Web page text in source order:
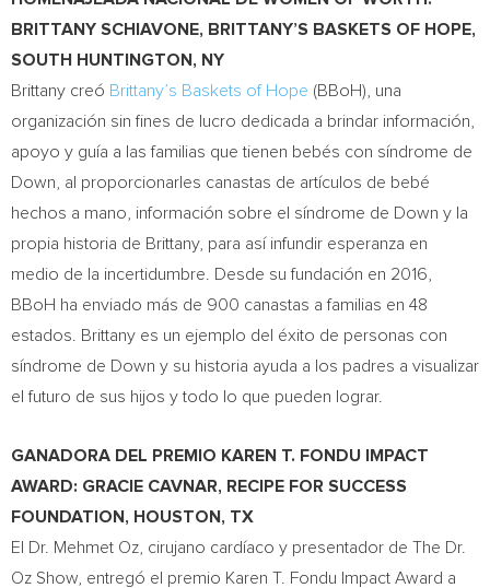
BRITTANY SCHIAVONE, BRITTANY’S BASKETS OF HOPE,
SOUTH HUNTINGTON, NY
Brittany creó Brittany’s Baskets of Hope (BBoH), una
organización sin fines de lucro dedicada a brindar información,
apoyo y guía a las familias que tienen bebés con síndrome de
Down, al proporcionarles canastas de artículos de bebé
hechos a mano, información sobre el síndrome de Down y la
propia historia de Brittany, para así infundir esperanza en
medio de la incertidumbre. Desde su fundación en 2016,
BBoH ha enviado más de 900 canastas a familias en 48
estados. Brittany es un ejemplo del éxito de personas con
síndrome de Down y su historia ayuda a los padres a visualizar
el futuro de sus hijos y todo lo que pueden lograr.
GANADORA DEL PREMIO KAREN T. FONDU IMPACT
AWARD: GRACIE CAVNAR, RECIPE FOR SUCCESS
FOUNDATION, HOUSTON, TX
El Dr. Mehmet Oz , cirujano cardíaco y presentador de The Dr.
Oz Show, entregó el premio Karen T. Fondu Impact Award a